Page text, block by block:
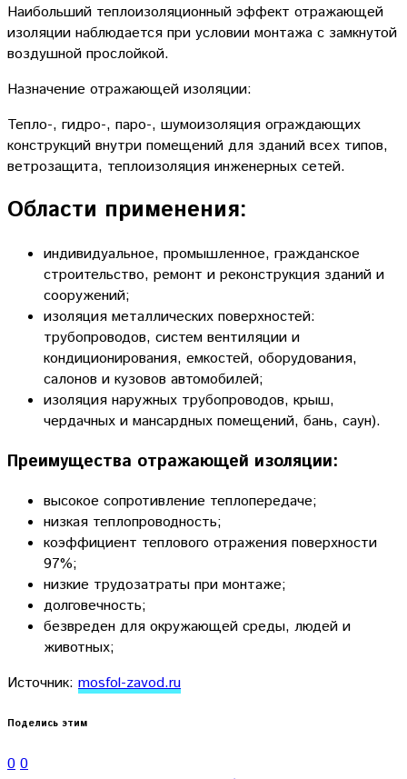
Наибольший теплоизоляционный эффект отражающей
изоляции наблюдается при условии монтажа с замкнутой
воздушной прослойкой.
Назначение отражающей изоляции:
Тепло-, гидро-, паро-, шумоизоляция ограждающих
конструкций внутри помещений для зданий всех типов,
ветрозащита, теплоизоляция инженерных сетей.
Области применения:
индивидуальное, промышленное, гражданское
строительство, ремонт и реконструкция зданий и
сооружений;
изоляция металлических поверхностей:
трубопроводов, систем вентиляции и
кондиционирования, емкостей, оборудования,
салонов и кузовов автомобилей;
изоляция наружных трубопроводов, крыш,
чердачных и мансардных помещений, бань, саун).
Преимущества отражающей изоляции:
высокое сопротивление теплопередаче;
низкая теплопроводность;
коэффициент теплового отражения поверхности
97%;
низкие трудозатраты при монтаже;
долговечность;
безвреден для окружающей среды, людей и
животных;
Источник: mosfol-zavod.ru
Поделись этим
0 0